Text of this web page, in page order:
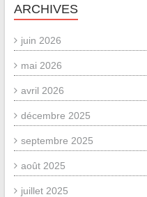
ARCHIVES
juin 2026
mai 2026
avril 2026
décembre 2025
septembre 2025
août 2025
juillet 2025